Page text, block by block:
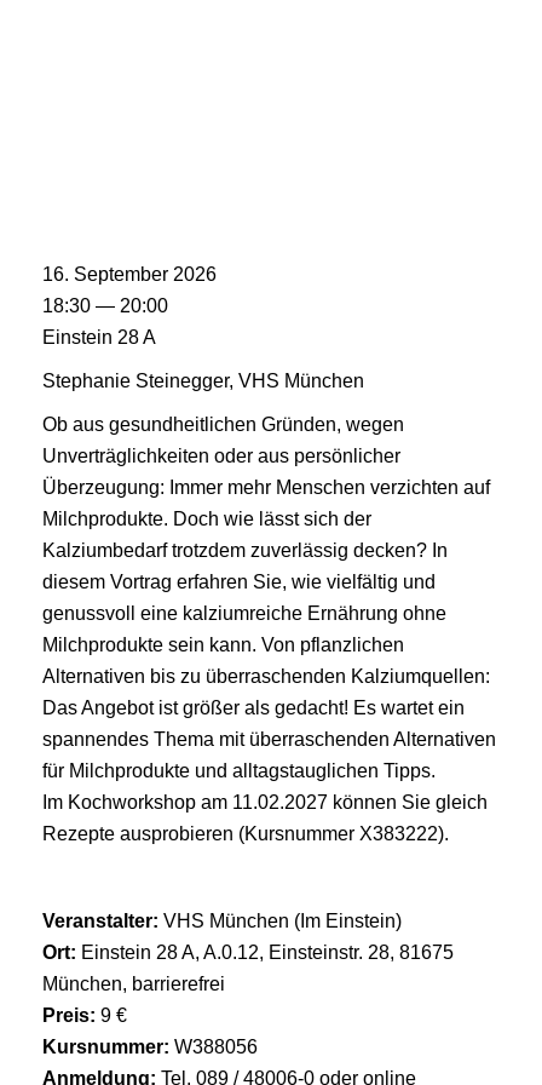
Ob aus gesundheitlichen Gründen, wegen
Unverträglichkeiten oder aus persönlicher
Überzeugung: Immer mehr Menschen verzichten auf
Milchprodukte. Doch wie lässt sich der
Kalziumbedarf trotzdem zuverlässig decken? In
diesem Vortrag erfahren Sie, wie vielfältig und
genussvoll eine kalziumreiche Ernährung ohne
Milchprodukte sein kann. Von pflanzlichen
Alternativen bis zu überraschenden Kalziumquellen:
Das Angebot ist größer als gedacht! Es wartet ein
spannendes Thema mit überraschenden Alternativen
für Milchprodukte und alltagstauglichen Tipps.
Im Kochworkshop am 11.02.2027 können Sie gleich
Rezepte ausprobieren (Kursnummer X383222).
Veranstalter: VHS München (Im Einstein)
Ort: Einstein 28 A, A.0.12, Einsteinstr. 28, 81675
München, barrierefrei
Preis: 9 €
Kursnummer: W388056
Anmeldung: Tel. 089 / 48006-0 oder online
16. September 2026
18:30 — 20:00
Einstein 28 A
Stephanie Steinegger, VHS München